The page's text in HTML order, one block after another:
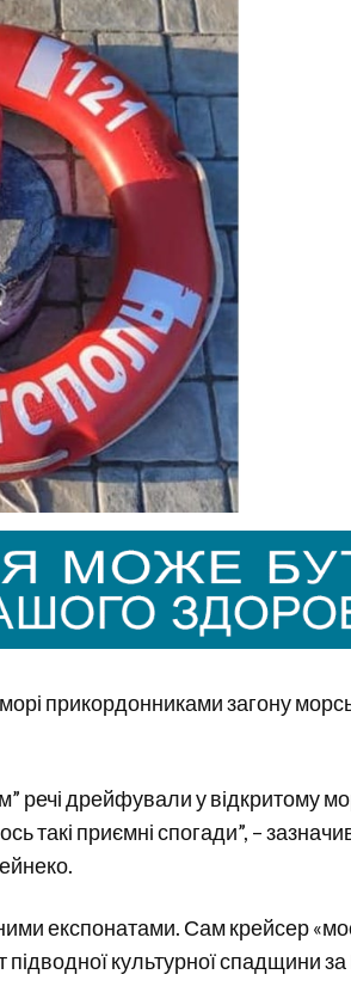
прикордонниками загону
речі дрейфували у відкритому
такі приємні спогади”, –
експонатами. Сам крейсер
підводної культурної спадщини